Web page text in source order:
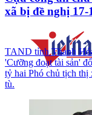
xã bị đề nghị 17-
TAND tỉnh Thanh
'Cưỡng đoạt tài sản'
tỷ hai Phó chủ tịch thị
tù.